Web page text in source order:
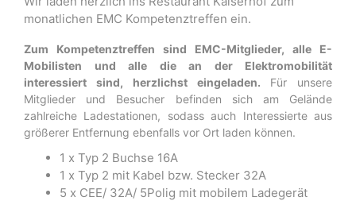
monatlichen EMC Kompetenztreffen ein.
Zum Kompetenztreffen sind EMC-Mitglieder, alle E-
Mobilisten und alle die an der Elektromobilität
interessiert sind, herzlichst eingeladen. Für unsere
Mitglieder und Besucher befinden sich am Gelände
zahlreiche Ladestationen, sodass auch Interessierte aus
größerer Entfernung ebenfalls vor Ort laden können.
1 x Typ 2 Buchse 16A
1 x Typ 2 mit Kabel bzw. Stecker 32A
5 x CEE/ 32A/ 5Polig mit mobilem Ladegerät